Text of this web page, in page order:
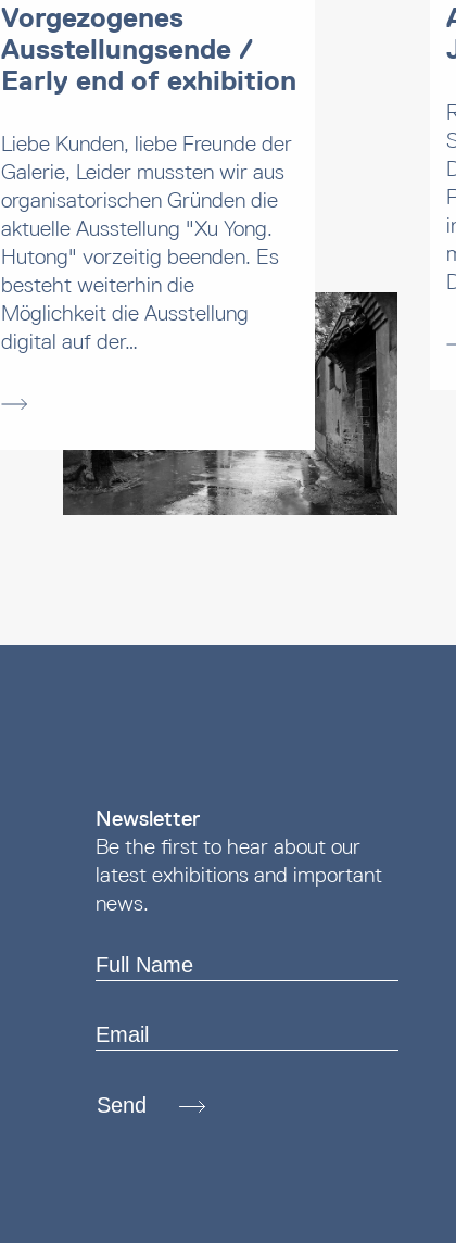
Vorgezogenes
Ausstellungsende /
Early end of exhibition
Liebe Kunden, liebe Freunde der
Galerie, Leider mussten wir aus
organisatorischen Gründen die
aktuelle Ausstellung "Xu Yong.
Hutong" vorzeitig beenden. Es
besteht weiterhin die
Möglichkeit die Ausstellung
digital auf der…
Newsletter
Be the first to hear about our
latest exhibitions and important
news.
Send